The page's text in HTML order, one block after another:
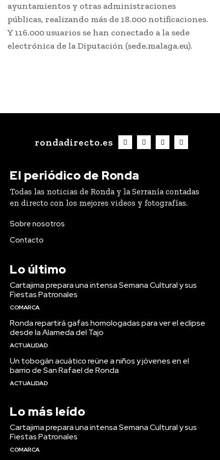
ayuntamientos y otras administraciones
públicas, realizando más de 18.000 notificaciones.
Y 116.000 usuarios se han conectado a la sede
electrónica de la Diputación (sede.malaga.eu).
rondadirecto.es
El periódico de Ronda
Todas las noticias de Ronda y la Serranía contadas
en directo con los mejores videos y fotografías.
Sobre nosotros
Contacto
Lo último
Cartajima prepara una intensa Semana Cultural y sus
Fiestas Patronales
COMARCA
Ronda repartirá gafas homologadas para ver el eclipse
desde la Alameda del Tajo
ACTUALIDAD
Un tobogán acuático reúne a niños y jóvenes en el
barrio de San Rafael de Ronda
ACTUALIDAD
Lo más leído
Cartajima prepara una intensa Semana Cultural y sus
Fiestas Patronales
COMARCA